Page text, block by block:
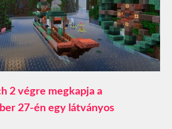
2 végre megkapja a
27-én egy látványos